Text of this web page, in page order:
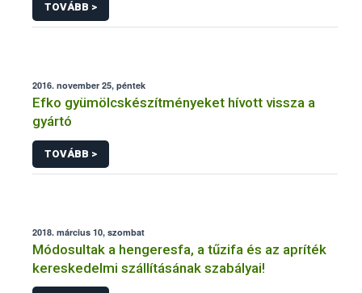
TOVÁBB >
2016. november 25, péntek
Efko gyümölcskészítményeket hívott vissza a
gyártó
TOVÁBB >
2018. március 10, szombat
Módosultak a hengeresfa, a tűzifa és az apríték
kereskedelmi szállításának szabályai!